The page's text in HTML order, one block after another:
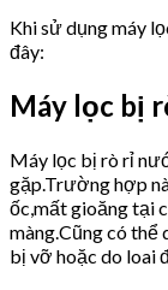
Khi sử dụng máy
đây:
Máy lọc bị
Máy lọc bị rò rỉ
gặp.Trường hợp
ốc,mất gioăng tại
màng.Cũng có thể
bị vỡ hoặc do loai